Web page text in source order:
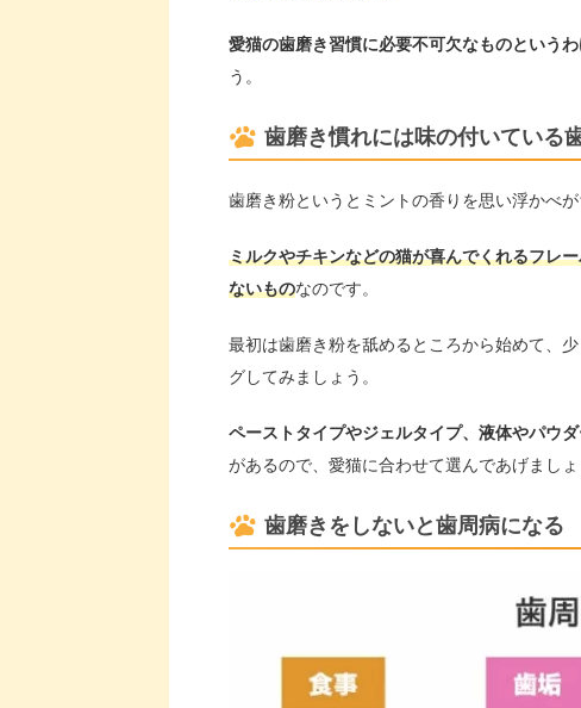
愛猫の歯磨き習慣に必要不可欠なものという
う。
歯磨き慣れには味の付いている
歯磨き粉というとミントの香りを思い浮かべ
ミルクやチキンなどの猫が喜んでくれるフレ
ないものなのです。
最初は歯磨き粉を舐めるところから始めて、
グしてみましょう。
ペーストタイプやジェルタイプ、液体やパウ
があるので、愛猫に合わせて選んであげましょ
歯磨きをしないと歯周病になる